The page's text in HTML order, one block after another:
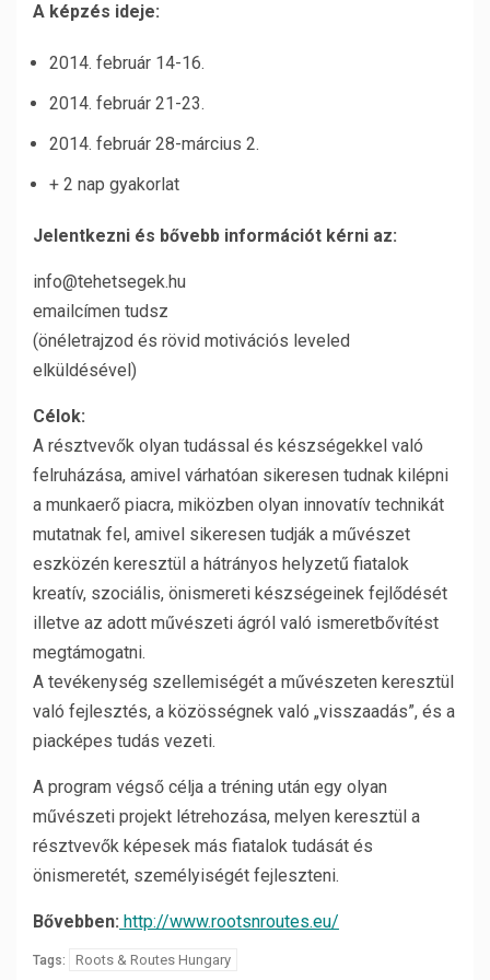
A képzés ideje:
2014. február 14-16.
2014. február 21-23.
2014. február 28-március 2.
+ 2 nap gyakorlat
Jelentkezni és bővebb információt kérni az:
info@tehetsegek.hu
emailcímen tudsz
(önéletrajzod és rövid motivációs leveled
elküldésével)
Célok:
A résztvevők olyan tudással és készségekkel való
felruházása, amivel várhatóan sikeresen tudnak kilépni
a munkaerő piacra, miközben olyan innovatív technikát
mutatnak fel, amivel sikeresen tudják a művészet
eszközén keresztül a hátrányos helyzetű fiatalok
kreatív, szociális, önismereti készségeinek fejlődését
illetve az adott művészeti ágról való ismeretbővítést
megtámogatni.
A tevékenység szellemiségét a művészeten keresztül
való fejlesztés, a közösségnek való „visszaadás”, és a
piacképes tudás vezeti.
A program végső célja a tréning után egy olyan
művészeti projekt létrehozása, melyen keresztül a
résztvevők képesek más fiatalok tudását és
önismeretét, személyiségét fejleszteni.
Bővebben: http://www.rootsnroutes.eu/
Tags: Roots & Routes Hungary